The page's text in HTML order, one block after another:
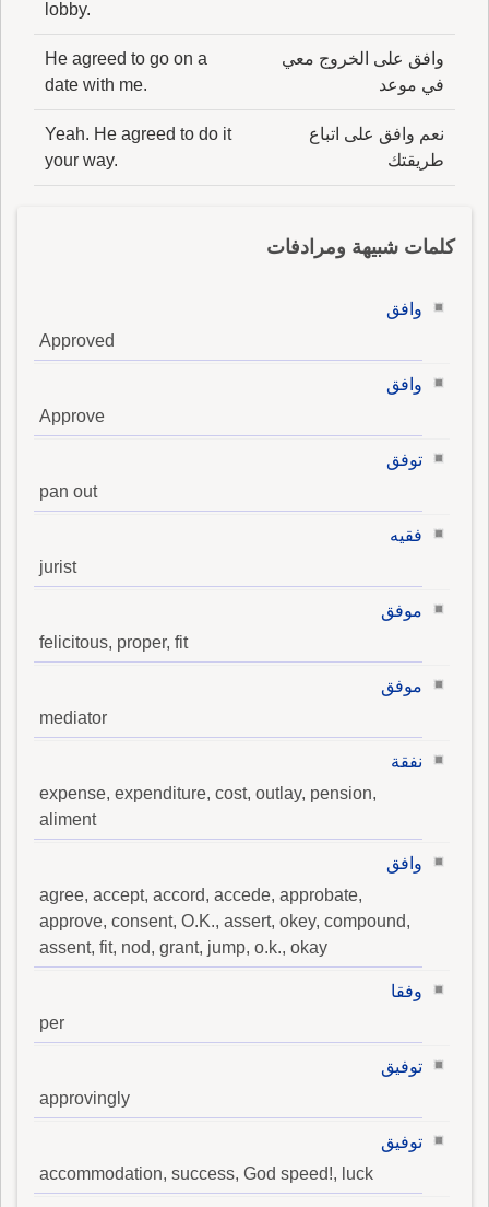
lobby.
وافق على الخروج معي
في موعد
He agreed to go on a
date with me.
نعم وافق على اتباع
طريقتك
Yeah. He agreed to do it
your way.
كلمات شبيهة ومرادفات
وافق
Approved
وافق
Approve
توفق
pan out
فقيه
jurist
موفق
felicitous, proper, fit
موفق
mediator
نفقة
expense, expenditure, cost, outlay, pension,
aliment
وافق
agree, accept, accord, accede, approbate,
approve, consent, O.K., assert, okey, compound,
assent, fit, nod, grant, jump, o.k., okay
وفقا
per
توفيق
approvingly
توفيق
accommodation, success, God speed!, luck